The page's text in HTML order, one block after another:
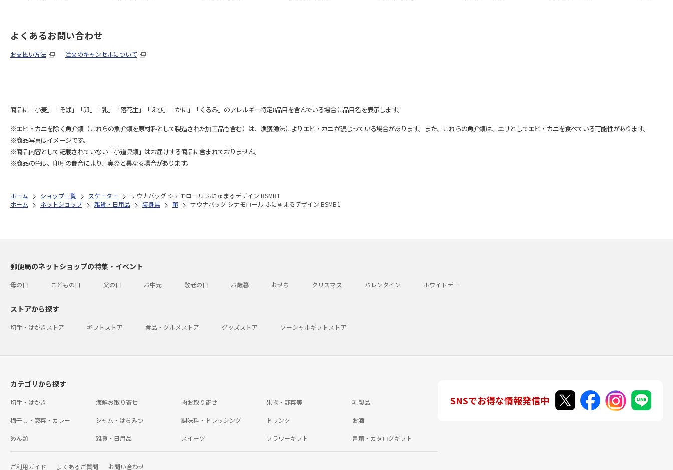
よくあるお問い合わせ
お支払い方法 注文のキャンセルについて
商品に「小麦」「そば」「卵」「乳」「落花生」「えび」「かに」「くるみ」のアレルギー特定8品目を含んでいる場合に品目名を表示します。
※エビ・カニを除く魚介類（これらの魚介類を原材料として製造された加工品も含む）は、漁獲漁法によりエビ・カニが混じっている場合があります。また、これらの魚介類は、エサとしてエビ・カニを食べている可能性があります。
※商品写真はイメージです。
※商品内容として記載されていない「小道具類」はお届けする商品に含まれておりません。
※商品の色は、印刷の都合により、実際と異なる場合があります。
ホーム ショップ一覧 スケーター
サウナバッグ シナモロール ふにゅまるデザイン BSMB1
ホーム
ネットショップ 雑貨・日用品 装身具 鞄 サウナバッグ シナモロール ふにゅまるデザイン BSMB1
郵便局のネットショップの特集・イベント
母の日 こどもの日 父の日 お中元 敬老の日 お歳暮 おせち クリスマス バレンタイン ホワイトデー
ストアから探す
切手・はがきストア ギフトストア 食品・グルメストア グッズストア ソーシャルギフトストア
カテゴリから探す
切手・はがき 海鮮お取り寄せ 肉お取り寄せ 果物・野菜等 乳製品
梅干し・惣菜・カレー ジャム・はちみつ 調味料・ドレッシング ドリンク お酒
めん類 雑貨・日用品 スイーツ フラワーギフト 書籍・カタログギフト
ご利用ガイド よくあるご質問 お問い合わせ
SNSでお得な情報発信中